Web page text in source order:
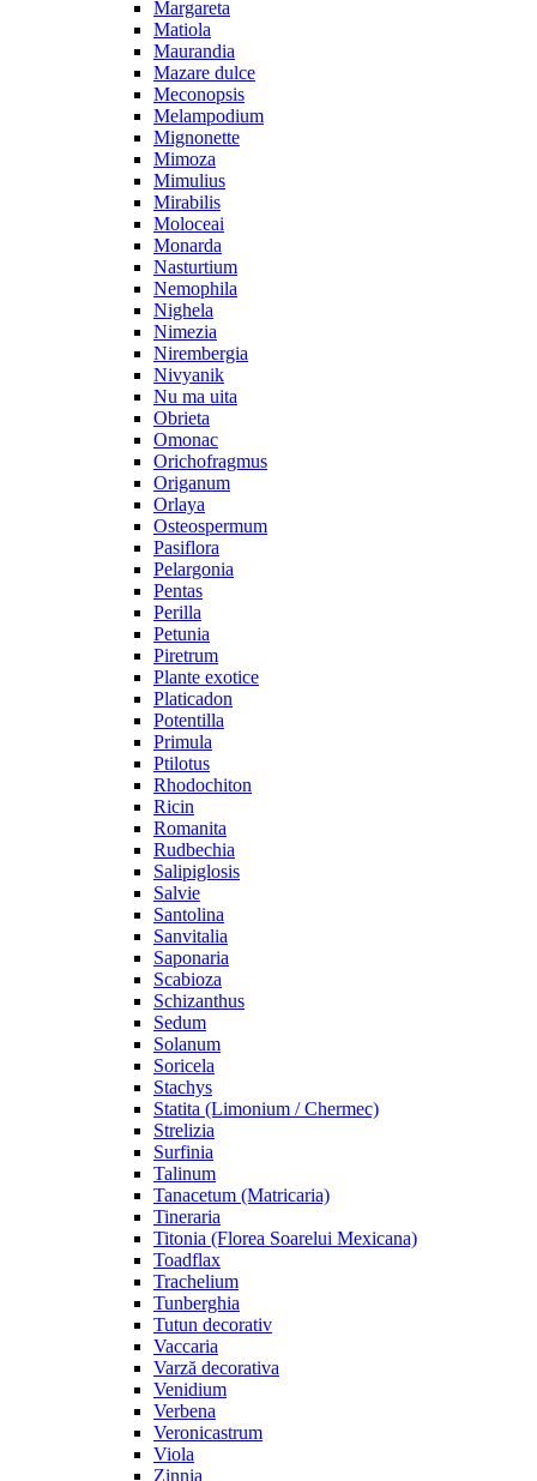
Margareta
Matiola
Maurandia
Mazare dulce
Meconopsis
Melampodium
Mignonette
Mimoza
Mimulius
Mirabilis
Moloceai
Monarda
Nasturtium
Nemophila
Nighela
Nimezia
Nirembergia
Nivyanik
Nu ma uita
Obrieta
Omonac
Orichofragmus
Origanum
Orlaya
Osteospermum
Pasiflora
Pelargonia
Pentas
Perilla
Petunia
Piretrum
Plante exotice
Platicadon
Potentilla
Primula
Ptilotus
Rhodochiton
Ricin
Romanita
Rudbechia
Salipiglosis
Salvie
Santolina
Sanvitalia
Saponaria
Scabioza
Schizanthus
Sedum
Solanum
Soricela
Stachys
Statita (Limonium / Chermec)
Strelizia
Surfinia
Talinum
Tanacetum (Matricaria)
Tineraria
Titonia (Florea Soarelui Mexicana)
Toadflax
Trachelium
Tunberghia
Tutun decorativ
Vaccaria
Varză decorativa
Venidium
Verbena
Veronicastrum
Viola
Zinnia